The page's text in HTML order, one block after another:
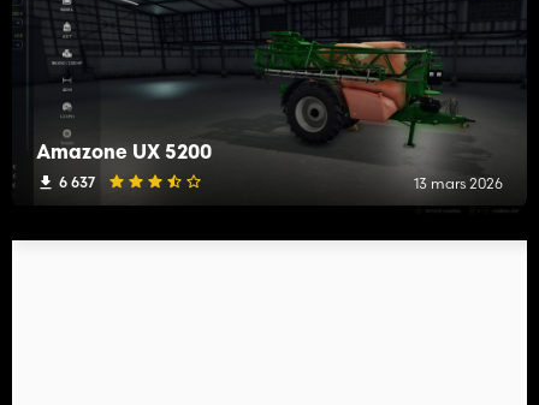
Amazone UX 5200
6 637 13 mars 2026